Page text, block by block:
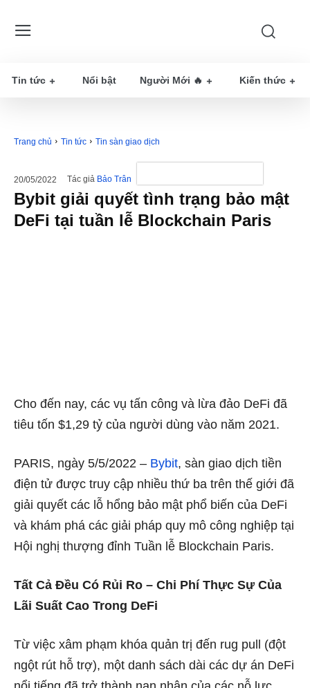
Tin tức Nổi bật Người Mới 🔥 Kiến thức
Trang chủ Tin tức Tin sàn giao dịch
20/05/2022 Tác giả Bảo Trân
Bybit giải quyết tình trạng bảo mật
DeFi tại tuần lễ Blockchain Paris
Cho đến nay, các vụ tấn công và lừa đảo DeFi đã
tiêu tốn $1,29 tỷ của người dùng vào năm 2021.
PARIS, ngày 5/5/2022 – Bybit, sàn giao dịch tiền
điện tử được truy cập nhiều thứ ba trên thế giới đã
giải quyết các lỗ hổng bảo mật phổ biến của DeFi
và khám phá các giải pháp quy mô công nghiệp tại
Hội nghị thượng đỉnh Tuần lễ Blockchain Paris.
Tất Cả Đều Có Rủi Ro – Chi Phí Thực Sự Của
Lãi Suất Cao Trong DeFi
Từ việc xâm phạm khóa quản trị đến rug pull (đột
ngột rút hỗ trợ), một danh sách dài các dự án DeFi